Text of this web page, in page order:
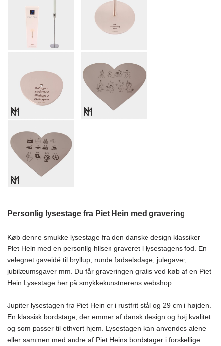
Personlig lysestage fra Piet Hein med gravering
Køb denne smukke lysestage fra den danske design klassiker
Piet Hein med en personlig hilsen graveret i lysestagens fod. En
velegnet gaveidé til bryllup, runde fødselsdage, julegaver,
jubilæumsgaver mm. Du får graveringen gratis ved køb af en Piet
Hein Lysestage her på smykkekunstnerens webshop.
Jupiter lysestagen fra Piet Hein er i rustfrit stål og 29 cm i højden.
En klassisk bordstage, der emmer af dansk design og høj kvalitet
og som passer til ethvert hjem. Lysestagen kan anvendes alene
eller sammen med andre af Piet Heins bordstager i forskellige